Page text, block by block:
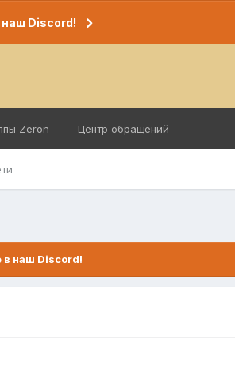
наш Discord!
Zeron Центр обращений
в наш Discord!